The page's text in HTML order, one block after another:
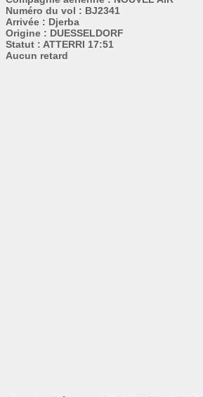
Numéro du vol : BJ2341
Arrivée : Djerba
Origine : DUESSELDORF
Statut : ATTERRI 17:51
Aucun retard